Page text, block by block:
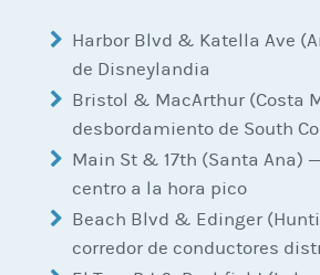
Harbor Blvd & Katella Ave
de Disneylandia
Bristol & MacArthur (Costa
desbordamiento de South
Main St & 17th (Santa Ana)
centro a la hora pico
Beach Blvd & Edinger
corredor de conductores